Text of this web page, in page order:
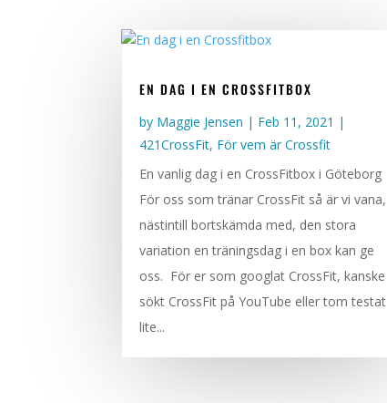
EN DAG I EN CROSSFITBOX
by Maggie Jensen | Feb 11, 2021 |
421CrossFit, För vem är Crossfit
En vanlig dag i en CrossFitbox i Göteborg
För oss som tränar CrossFit så är vi vana,
nästintill bortskämda med, den stora
variation en träningsdag i en box kan ge
oss. För er som googlat CrossFit, kanske
sökt CrossFit på YouTube eller tom testat
lite...